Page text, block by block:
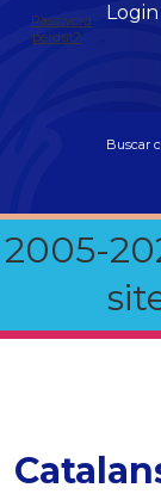
Login
Password
perdut?
Buscar
2005-